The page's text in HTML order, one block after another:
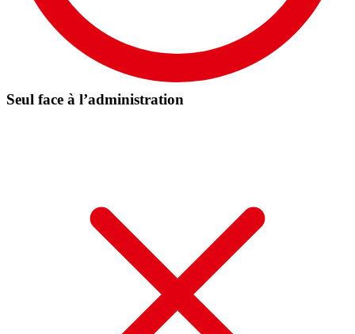
Seul face à l’administration